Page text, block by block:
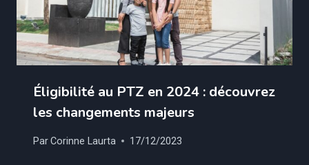
Éligibilité au PTZ en 2024 : découvrez
les changements majeurs
ParCorinne Laurta 17/12/2023